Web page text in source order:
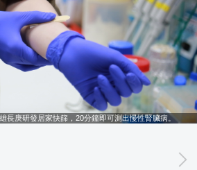
長庚研發居家快篩，20分鐘即可測出慢性腎臟病。